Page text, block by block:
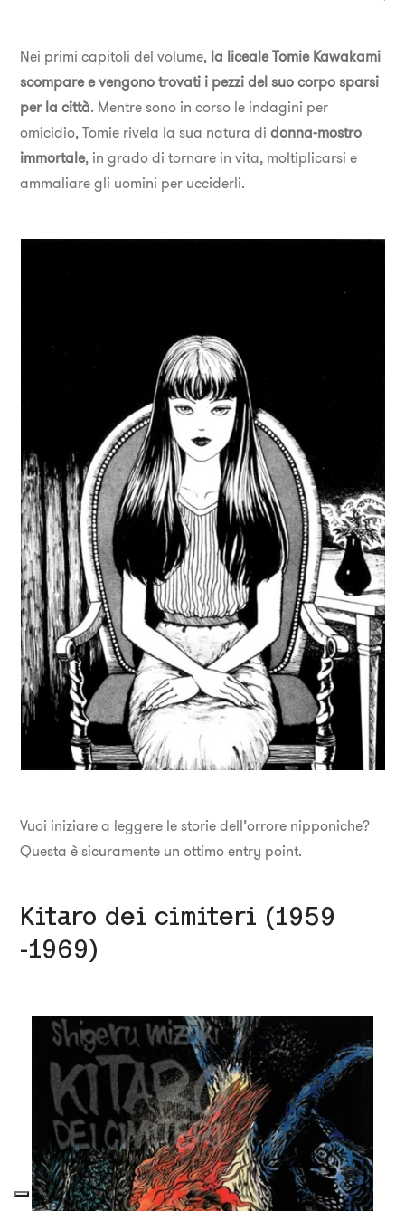
Nei primi capitoli del volume, la liceale Tomie Kawakami
scompare e vengono trovati i pezzi del suo corpo sparsi
per la città. Mentre sono in corso le indagini per
omicidio, Tomie rivela la sua natura didonna-mostro
immortale, in grado di tornare in vita, moltiplicarsi e
ammaliare gli uomini per ucciderli.
Vuoi iniziare a leggere le storie dell’orrore nipponiche?
Questa è sicuramente un ottimo entry point.
Kitaro dei cimiteri (1959
-1969)